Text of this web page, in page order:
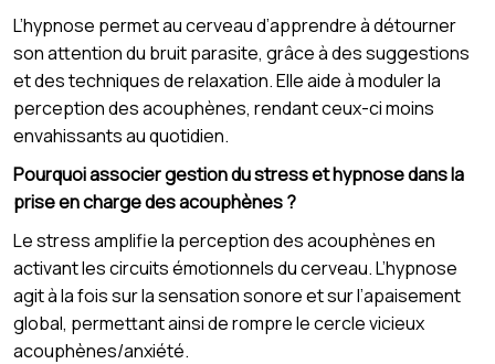
L’hypnose permet au cerveau d’apprendre à détourner
son attention du bruit parasite, grâce à des suggestions
et des techniques de relaxation. Elle aide à moduler la
perception des acouphènes, rendant ceux-ci moins
envahissants au quotidien.
Pourquoi associer gestion du stress et hypnose dans la
prise en charge des acouphènes ?
Le stress amplifie la perception des acouphènes en
activant les circuits émotionnels du cerveau. L’hypnose
agit à la fois sur la sensation sonore et sur l’apaisement
global, permettant ainsi de rompre le cercle vicieux
acouphènes/anxiété.